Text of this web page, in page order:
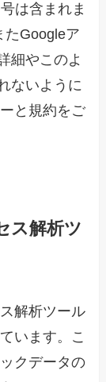
は含まれま
たGoogleア
細やこのよ
ないように
と規約をご
ス解析ツ
解析ツール
います。こ
クデータの